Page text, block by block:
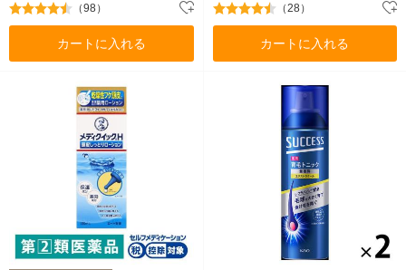
（98）
カートに入れる
（28）
カートに入れる